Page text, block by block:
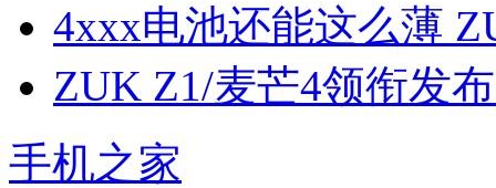
4xxx电池还能这么薄
ZUK Z1/麦芒4领衔发
手机之家